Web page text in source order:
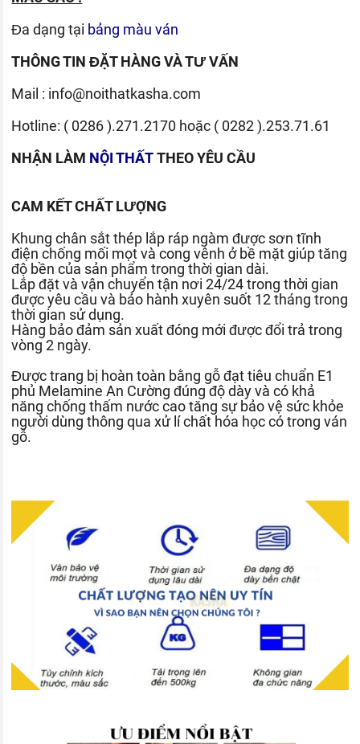
Đa dạng tại bảng màu ván
THÔNG TIN ĐẶT HÀNG VÀ TƯ VẤN
Mail : info@noithatkasha.com
Hotline: ( 0286 ).271.2170 hoặc ( 0282 ).253.71.61
NHẬN LÀM NỘI THẤTTHEO YÊU CẦU
CAM KẾT CHẤT LƯỢNG
Khung chân sắt thép lắp ráp ngàm được sơn tĩnh
điện chống mối mọt và cong vênh ở bề mặt giúp tăng
độ bền của sản phẩm trong thời gian dài.
Lắp đặt và vận chuyển tận nơi 24/24 trong thời gian
được yêu cầu và bảo hành xuyên suốt 12 tháng trong
thời gian sử dụng.
Hàng bảo đảm sản xuất đóng mới được đổi trả trong
vòng 2 ngày.
Được trang bị hoàn toàn bằng gỗ đạt tiêu chuẩn E1
phủ Melamine An Cường đúng độ dày và có khả
năng chống thấm nước cao tăng sự bảo vệ sức khỏe
người dùng thông qua xử lí chất hóa học có trong ván
gỗ.